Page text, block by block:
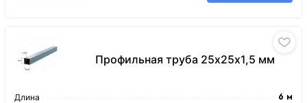
Профильная труба 25х25х1,5 мм
Длина 6 м